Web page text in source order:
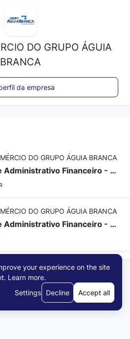
DO GRUPO ÁGUIA
BRANCA
da empresa
DO GRUPO ÁGUIA BRANCA
Assistente Administrativo Financeiro - Anápolis/GO
DO GRUPO ÁGUIA BRANCA
Assistente Administrativo Financeiro - Catalão/GO
your experience on the site
Learn more.
Settings
Decline Accept all